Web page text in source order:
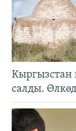
Кыргызстан
салды.